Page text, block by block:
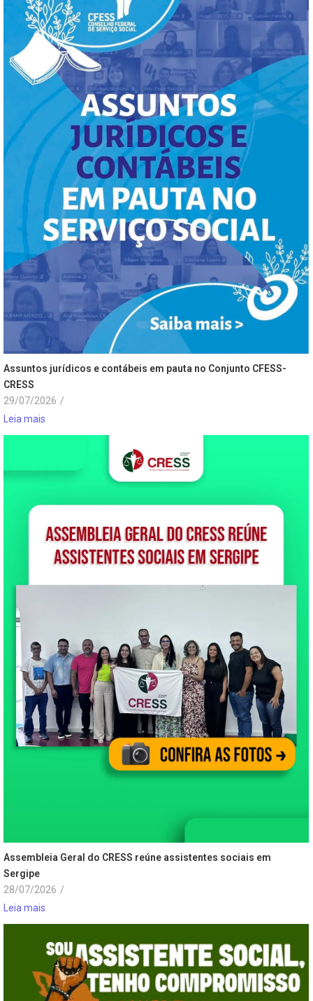
Assuntos jurídicos e contábeis em pauta no Conjunto CFESS-
CRESS
29/07/2026 /
Leia mais
Assembleia Geral do CRESS reúne assistentes sociais em
Sergipe
28/07/2026 /
Leia mais